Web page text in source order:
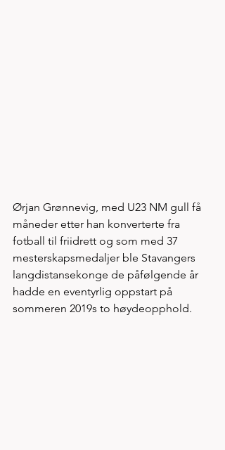
Ørjan Grønnevig, med U23 NM gull få
måneder etter han konverterte fra
fotball til friidrett og som med 37
mesterskapsmedaljer ble Stavangers
langdistansekonge de påfølgende år
hadde en eventyrlig oppstart på
sommeren 2019s to høydeopphold.